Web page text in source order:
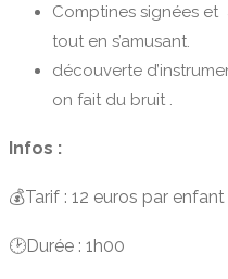
Comptines signées
tout en s’amusant.
découverte
on fait du bruit .
Infos :
💰Tarif : 12 euros par enfant
🕑Durée : 1h00